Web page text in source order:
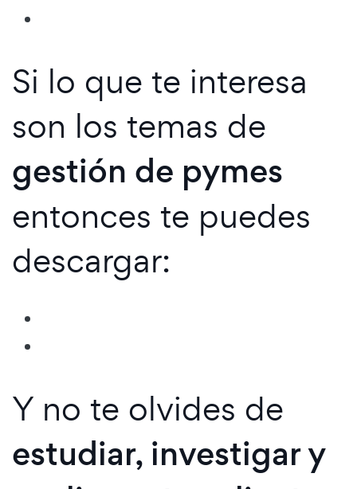
Si lo que te interesa
son los temas de
gestión de pymes
entonces te puedes
descargar:
Y no te olvides de
estudiar, investigar y